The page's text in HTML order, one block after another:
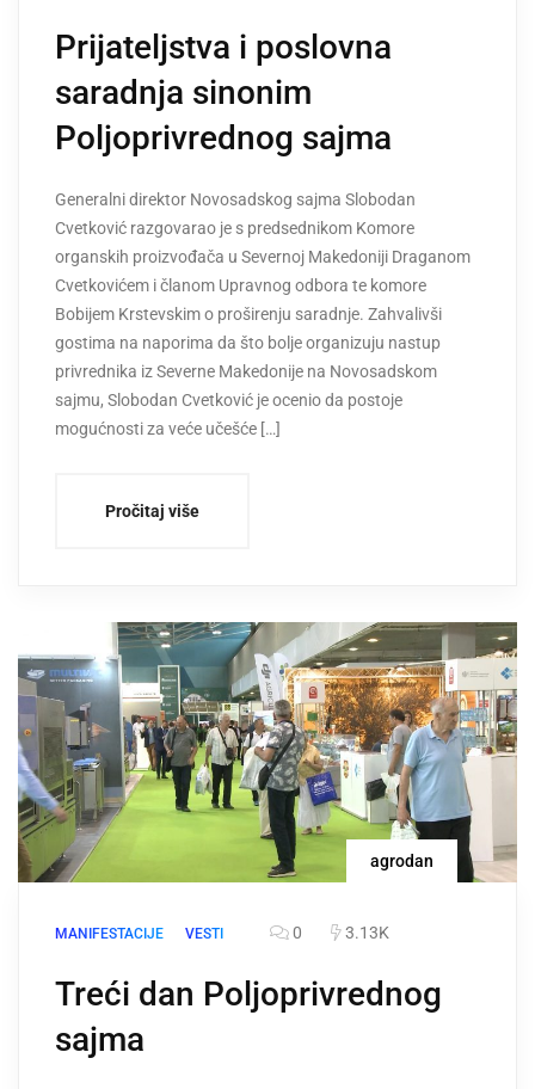
Prijateljstva i poslovna
saradnja sinonim
Poljoprivrednog sajma
Generalni direktor Novosadskog sajma Slobodan
Cvetković razgovarao je s predsednikom Komore
organskih proizvođača u Severnoj Makedoniji Draganom
Cvetkovićem i članom Upravnog odbora te komore
Bobijem Krstevskim o proširenju saradnje. Zahvalivši
gostima na naporima da što bolje organizuju nastup
privrednika iz Severne Makedonije na Novosadskom
sajmu, Slobodan Cvetković je ocenio da postoje
mogućnosti za veće učešće […]
Pročitaj više
agrodan
MANIFESTACIJE VESTI 0 3.13K
Treći dan Poljoprivrednog
sajma